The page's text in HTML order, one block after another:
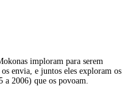
imploram para serem
envia, e juntos eles exploram os
a 2006) que os povoam.